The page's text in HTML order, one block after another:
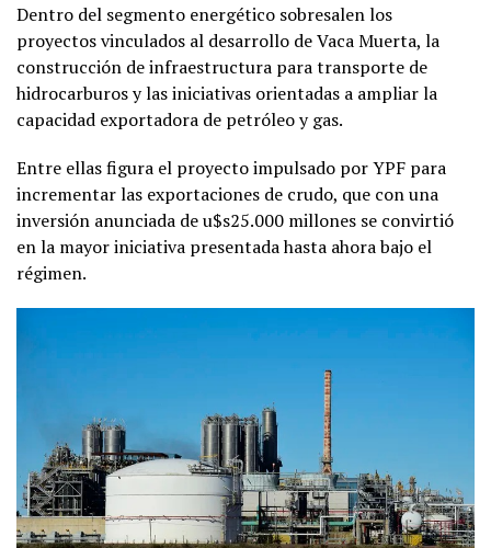
Dentro del segmento energético sobresalen los
proyectos vinculados al desarrollo de Vaca Muerta, la
construcción de infraestructura para transporte de
hidrocarburos y las iniciativas orientadas a ampliar la
capacidad exportadora de petróleo y gas.
Entre ellas figura el proyecto impulsado por YPF para
incrementar las exportaciones de crudo, que con una
inversión anunciada de u$s25.000 millones se convirtió
en la mayor iniciativa presentada hasta ahora bajo el
régimen.